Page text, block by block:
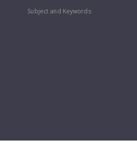
Subject and Keywords